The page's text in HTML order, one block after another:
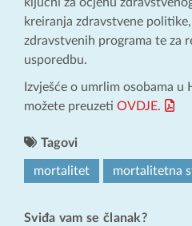
ključni za ocjenu
kreiranja zdravstvene
zdravstvenih programa te za
usporedbu.
Izvješće o umrlim osobama
možete preuzeti OVDJE.
Tagovi
mortalitet mortalitetna
Sviđa vam se članak?